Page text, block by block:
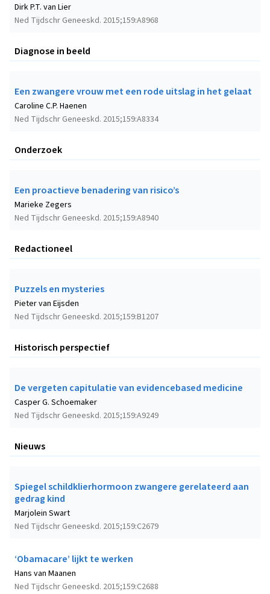
Ned Tijdschr Geneeskd. 2015;159:A8968
Dirk P.T. van Lier
Diagnose in beeld
Een zwangere vrouw met een rode uitslag in het gelaat
Ned Tijdschr Geneeskd. 2015;159:A8334
Caroline C.P. Haenen
Onderzoek
Een proactieve benadering van risico’s
Ned Tijdschr Geneeskd. 2015;159:A8940
Marieke Zegers
Redactioneel
Puzzels en mysteries
Ned Tijdschr Geneeskd. 2015;159:B1207
Pieter van Eijsden
Historisch perspectief
De vergeten capitulatie van evidencebased medicine
Ned Tijdschr Geneeskd. 2015;159:A9249
Casper G. Schoemaker
Nieuws
Spiegel schildklierhormoon zwangere gerelateerd aan
gedrag kind
Ned Tijdschr Geneeskd. 2015;159:C2679
Marjolein Swart
‘Obamacare’ lijkt te werken
Ned Tijdschr Geneeskd. 2015;159:C2688
Hans van Maanen